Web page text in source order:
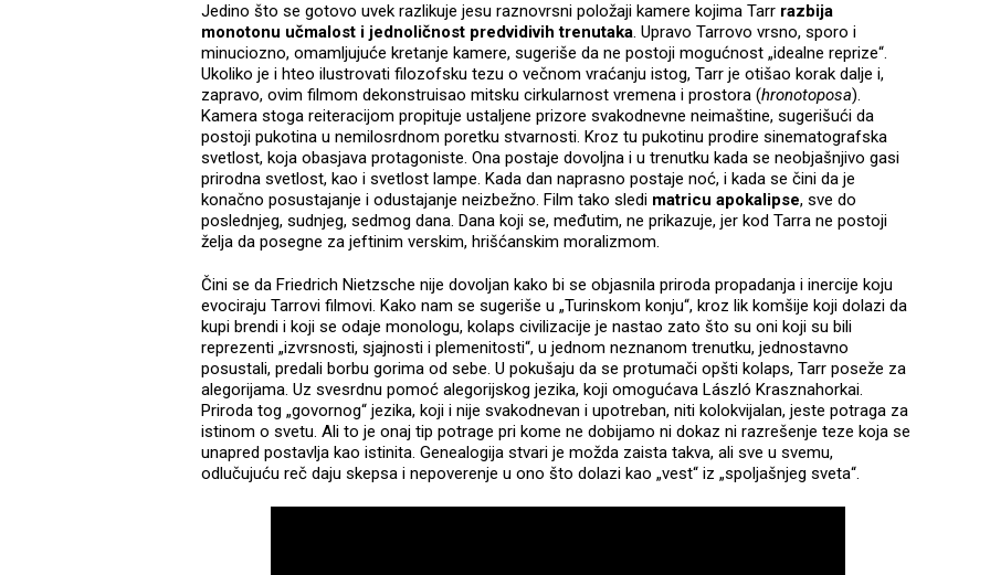
Jedino što se gotovo uvek razlikuje jesu raznovrsni položaji kamere kojima Tarr razbija
monotonu učmalost i jednoličnost predvidivih trenutaka. Upravo Tarrovo vrsno, sporo i
minuciozno, omamljujuće kretanje kamere, sugeriše da ne postoji mogućnost „idealne reprize“.
Ukoliko je i hteo ilustrovati filozofsku tezu o večnom vraćanju istog, Tarr je otišao korak dalje i,
zapravo, ovim filmom dekonstruisao mitsku cirkularnost vremena i prostora (hronotoposa).
Kamera stoga reiteracijom propituje ustaljene prizore svakodnevne neimaštine, sugerišući da
postoji pukotina u nemilosrdnom poretku stvarnosti. Kroz tu pukotinu prodire sinematografska
svetlost, koja obasjava protagoniste. Ona postaje dovoljna i u trenutku kada se neobjašnjivo gasi
prirodna svetlost, kao i svetlost lampe. Kada dan naprasno postaje noć, i kada se čini da je
konačno posustajanje i odustajanje neizbežno. Film tako sledi matricu apokalipse, sve do
poslednjeg, sudnjeg, sedmog dana. Dana koji se, međutim, ne prikazuje, jer kod Tarra ne postoji
želja da posegne za jeftinim verskim, hrišćanskim moralizmom.
Čini se da Friedrich Nietzsche nije dovoljan kako bi se objasnila priroda propadanja i inercije koju
evociraju Tarrovi filmovi. Kako nam se sugeriše u „Turinskom konju“, kroz lik komšije koji dolazi da
kupi brendi i koji se odaje monologu, kolaps civilizacije je nastao zato što su oni koji su bili
reprezenti „izvrsnosti, sjajnosti i plemenitosti“, u jednom neznanom trenutku, jednostavno
posustali, predali borbu gorima od sebe. U pokušaju da se protumači opšti kolaps, Tarr poseže za
alegorijama. Uz svesrdnu pomoć alegorijskog jezika, koji omogućava László Krasznahorkai.
Priroda tog „govornog“ jezika, koji i nije svakodnevan i upotreban, niti kolokvijalan, jeste potraga za
istinom o svetu. Ali to je onaj tip potrage pri kome ne dobijamo ni dokaz ni razrešenje teze koja se
unapred postavlja kao istinita. Genealogija stvari je možda zaista takva, ali sve u svemu,
odlučujuću reč daju skepsa i nepoverenje u ono što dolazi kao „vest“ iz „spoljašnjeg sveta“.